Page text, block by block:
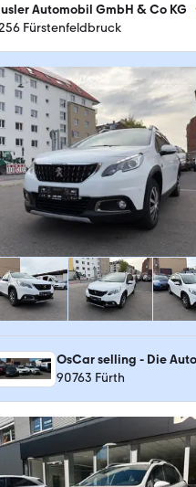
Automobil GmbH & Co KG
Fürstenfeldbruck
OsCar selling - Die
90763 Fürth